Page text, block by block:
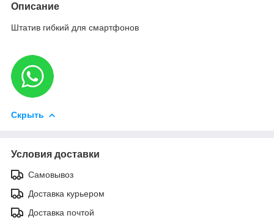
Описание
Штатив гибкий для смартфонов
Скрыть
Условия доставки
Самовывоз
Доставка курьером
Доставка почтой